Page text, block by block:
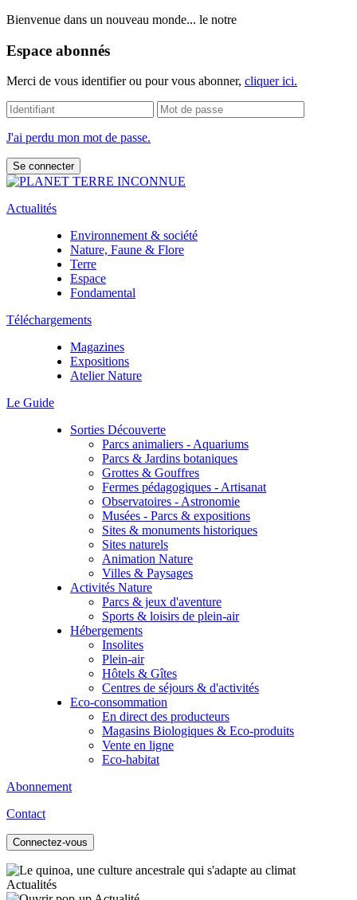
Bienvenue dans un nouveau monde... le notre
Espace abonnés
Merci de vous identifier ou pour vous abonner, cliquer ici.
J'ai perdu mon mot de passe.
Actualités
Environnement & société
Nature, Faune & Flore
Terre
Espace
Fondamental
Téléchargements
Magazines
Expositions
Atelier Nature
Le Guide
Sorties Découverte
Parcs animaliers - Aquariums
Parcs & Jardins botaniques
Grottes & Gouffres
Fermes pédagogiques - Artisanat
Observatoires - Astronomie
Musées - Parcs & expositions
Sites & monuments historiques
Sites naturels
Animation Nature
Villes & Paysages
Activités Nature
Parcs & jeux d'aventure
Sports & loisirs de plein-air
Hébergements
Insolites
Plein-air
Hôtels & Gîtes
Centres de séjours & d'activités
Eco-consommation
En direct des producteurs
Magasins Biologiques & Eco-produits
Vente en ligne
Eco-habitat
Abonnement
Contact
Connectez-vous
Actualités